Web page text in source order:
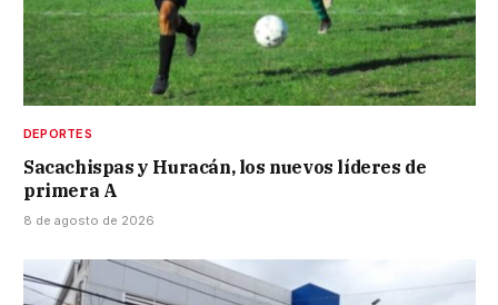
DEPORTES
Sacachispas y Huracán, los nuevos líderes de
primera A
8 de agosto de 2026